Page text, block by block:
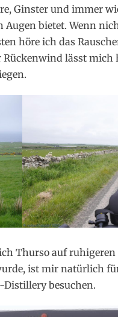
Ginster und immer
bietet. Wenn
höre ich das
lässt
Thurso auf ruhigeren
ist mir natürlich
besuchen.